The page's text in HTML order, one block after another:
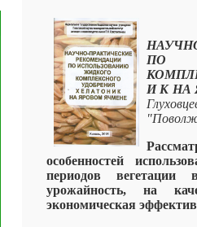
ПО
И К НА
особенностей
периодов
урожайность, на
экономическая